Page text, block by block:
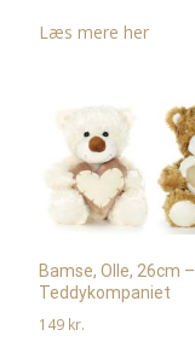
Læs mere her
Bamse, Olle, 26cm –
Teddykompaniet
149 kr.